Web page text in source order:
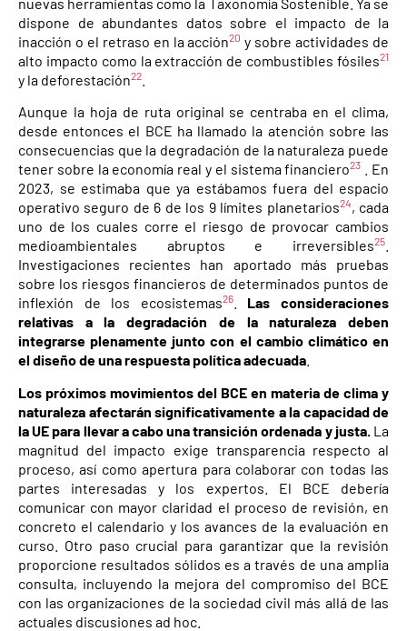
dispone de abundantes datos sobre el impacto de la
inacción o el retraso en la acción20 y sobre actividades de
alto impacto como la extracción de combustibles fósiles21
y la deforestación22
Aunque la hoja de ruta original se centraba en el clima,
desde entonces el BCE ha llamado la atención sobre las
consecuencias que la degradación de la naturaleza puede
tener sobre la economía real y el sistema financiero23
. En
2023, se estimaba que ya estábamos fuera del espacio
operativo seguro de 6 de los 9 límites planetarios24, cada
uno de los cuales corre el riesgo de provocar cambios
medioambientales abruptos e irreversibles25
Investigaciones recientes han aportado más pruebas
sobre los riesgos financieros de determinados puntos de
inflexión de los ecosistemas26. Las consideraciones
relativas a la degradación de la naturaleza deben
integrarse plenamente junto con el cambio climático en
el diseño de una respuesta política adecuada
Los próximos movimientos del BCE en materia de clima y
naturaleza afectarán significativamente a la capacidad de
la UE para llevar a cabo una transición ordenada y justa. La
magnitud del impacto exige transparencia respecto al
proceso, así como apertura para colaborar con todas las
partes interesadas y los expertos. El BCE debería
comunicar con mayor claridad el proceso de revisión, en
concreto el calendario y los avances de la evaluación en
curso. Otro paso crucial para garantizar que la revisión
proporcione resultados sólidos es a través de una amplia
consulta, incluyendo la mejora del compromiso del BCE
con las organizaciones de la sociedad civil más allá de las
actuales discusiones ad hoc.